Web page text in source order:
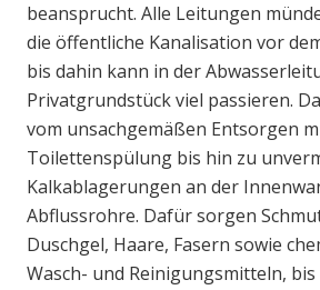
beansprucht. Alle Leitungen
die öffentliche Kanalisation vor
bis dahin kann in der
Privatgrundstück viel passieren.
vom unsachgemäßen Entsorgen
Toilettenspülung bis hin zu
Kalkablagerungen an der
Abflussrohre. Dafür sorgen
Duschgel, Haare, Fasern sowie
Wasch- und Reinigungsmitteln,